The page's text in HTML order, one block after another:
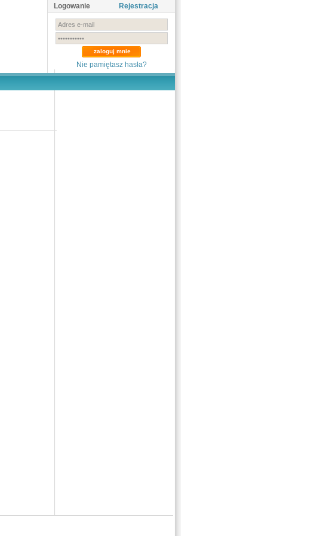
Logowanie Rejestracja
Nie pamiętasz hasła?